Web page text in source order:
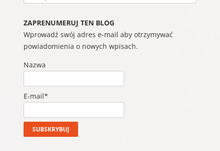
ZAPRENUMERUJ TEN BLOG
Wprowadź swój adres e-mail aby otrzymywać
powiadomienia o nowych wpisach.
Nazwa
E-mail*